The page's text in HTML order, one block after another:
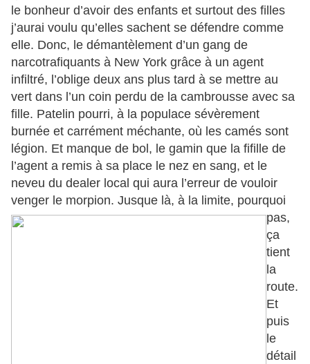
le bonheur d’avoir des enfants et surtout des filles
j’aurai voulu qu’elles sachent se défendre comme
elle. Donc, le démantèlement d’un gang de
narcotrafiquants à New York grâce à un agent
infiltré, l’oblige deux ans plus tard à se mettre au
vert dans l’un coin perdu de la cambrousse avec sa
fille. Patelin pourri, à la populace sévèrement
burnée et carrément méchante, où les camés sont
légion. Et manque de bol, le gamin que la fifille de
l’agent a remis à sa place le nez en sang, et le
neveu du dealer local qui aura l’erreur de vouloir
venger le morpion. Jusque là, à la limite, pourquoi
pas,
ça
tient
la
route.
Et
puis
le
détail